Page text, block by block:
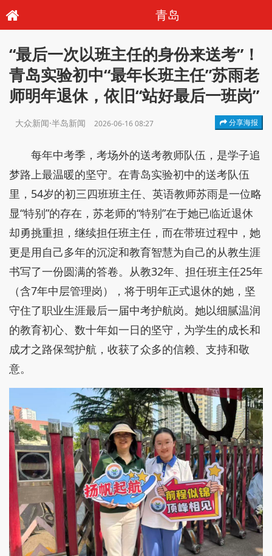
青岛
“最后一次以班主任的身份来送考”！
青岛实验初中“最年长班主任”苏雨老
师明年退休，依旧“站好最后一班岗”
大众新闻·半岛新闻 2026-06-16 08:27 分享海报
每年中考季，考场外的送考教师队伍，是学子追
梦路上最温暖的坚守。在青岛实验初中的送考队伍
里，54岁的初三四班班主任、英语教师苏雨是一位略
显“特别”的存在，苏老师的“特别”在于她已临近退休
却勇挑重担，继续担任班主任，而在带班过程中，她
更是用自己多年的沉淀和教育智慧为自己的从教生涯
书写了一份圆满的答卷。从教32年、担任班主任25年
（含7年中层管理岗），将于明年正式退休的她，坚
守住了职业生涯最后一届中考护航岗。她以细腻温润
的教育初心、数十年如一日的坚守，为学生的成长和
成才之路保驾护航，收获了众多的信赖、支持和敬
意。